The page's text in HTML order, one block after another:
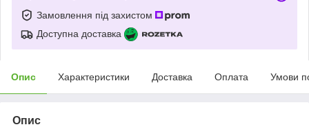
Замовлення під захистом
Доступна доставка
Опис Характеристики Доставка Оплата Умови
Опис